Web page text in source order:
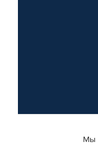
© КАМАЗ ЦЕНТР
Мы